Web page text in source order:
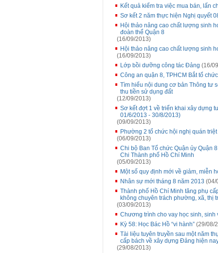
Kết quả kiểm tra việc mua bán, lấn
Sơ kết 2 năm thực hiện Nghị quyết
Hội thảo nâng cao chất lượng sinh
đoàn thể Quận 8
(16/09/2013)
Hội thảo nâng cao chất lượng sinh
(16/09/2013)
Lớp bồi dưỡng công tác Đảng (16/
Công an quận 8, TPHCM Bắt tổ
Tìm hiểu nội dung cơ bản Thông tư
thu tiền sử dụng đất
(12/09/2013)
Sơ kết đợt 1 về triển khai xây dựng
01/6/2013 - 30/8/2013)
(09/09/2013)
Phường 2 tổ chức hội nghị quán
(06/09/2013)
Chi bộ Ban Tổ chức Quận ủy Quận
Chi Thành phố Hồ Chí Minh
(05/09/2013)
Một số quy định mới về giảm, miễn
Nhân sự mới tháng 8 năm 2013 (04/
Thành phố Hồ Chí Minh tăng phụ
không chuyên trách phường, xã, thị
(03/09/2013)
Chương trình cho vay học sinh, sinh
Kỳ 58: Học Bác Hồ “vi hành” (29/08/
Tài liệu tuyên truyền sau một năm
cấp bách về xây dựng Đảng hiện
(29/08/2013)